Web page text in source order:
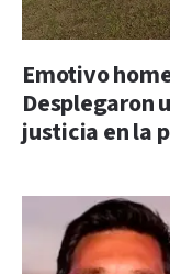
Emotivo
Desplegaron
justicia en la